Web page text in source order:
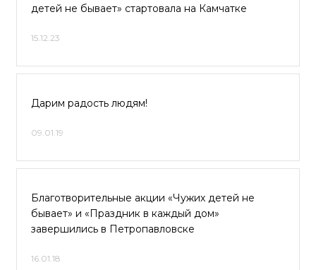
детей не бывает» стартовала на Камчатке
15.12.23
Дарим радость людям!
09.01.19
Благотворительные акции «Чужих детей не
бывает» и «Праздник в каждый дом»
завершились в Петропавловске
16.01.18